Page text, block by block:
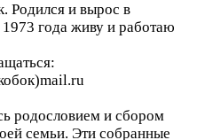
Родился и вырос в
года живу и работаю
родословием и сбором
семьи. Эти собранные